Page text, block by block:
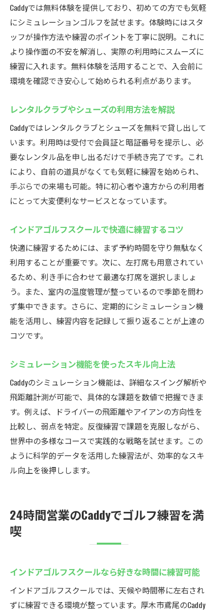
シミュレーションゴルフで幅広いコースを
攻略
左打席完備！厚木市鳶尾のCaddyで練習
左打席も充実したインドアゴルフスクール
の魅力
インドアゴルフスクールで左右のスイング
練習も可能
左打席対応で幅広いゴルファーにおすすめ
インドアゴルフスクールで快適な左打席利
用方法
左打ち初心者も安心して始められるサポー
ト体制
Caddyでは無料体験を提供しており、初めての方でも気軽
にシミュレーションゴルフを試せます。体験時にはスタ
ッフが操作方法や練習のポイントを丁寧に説明。これに
より操作面の不安を解消し、実際の利用時にスムーズに
練習に入れます。無料体験を活用することで、入会前に
環境を確認でき安心して始められる利点があります。
レンタルクラブやシューズの利用方法を解説
Caddyではレンタルクラブとシューズを無料で貸し出して
います。利用時は受付で会員証と暗証番号を提示し、必
要なレンタル品を申し出るだけで手続き完了です。これ
により、自前の道具がなくても気軽に練習を始められ、
手ぶらでの来場も可能。特に初心者や遠方からの利用者
にとって大変便利なサービスとなっています。
インドアゴルフスクールで快適に練習するコツ
快適に練習するためには、まず予約時間を守り無駄なく
利用することが重要です。次に、左打席も用意されてい
るため、利き手に合わせて最適な打席を選択しましょ
う。また、室内の温度管理が整っているので季節を問わ
ず集中できます。さらに、定期的にシミュレーション機
能を活用し、練習内容を記録して振り返ることが上達の
コツです。
シミュレーション機能を使ったスキル向上法
Caddyのシミュレーション機能は、詳細なスイング解析や
飛距離計測が可能で、具体的な課題を数値で把握できま
す。例えば、ドライバーの飛距離やアイアンの方向性を
比較し、弱点を特定。反復練習で課題を克服しながら、
世界中の多様なコースで実践的な戦略を試せます。この
ように科学的データを活用した練習法が、効率的なスキ
ル向上を後押しします。
24時間営業のCaddyでゴルフ練習を満
喫
インドアゴルフスクールなら好きな時間に練習可能
インドアゴルフスクールでは、天候や時間帯に左右され
ずに練習できる環境が整っています。厚木市鳶尾のCaddy